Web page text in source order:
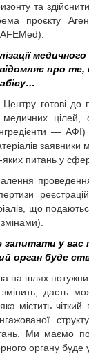
та
проєкту
про
готові до
цілей,
— АФІ)
питань у
що
у вас
орган буде
на шлях
дасть
містить чіткий
Ми маємо
органу буде